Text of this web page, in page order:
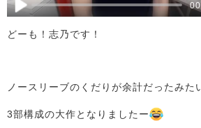
どーも！志乃です！
ノースリーブのくだりが余計だったみた
3部構成の大作となりましたー